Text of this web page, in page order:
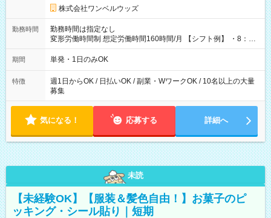
株式会社ワンベルウッズ
勤務時間
勤務時間は指定なし
変形労働時間制 想定労働時間160時間/月 【シフト例】 ・8：00
～21：00
期間 単発・1日のみOK
特徴
週1日からOK / 日払いOK / 副業・WワークOK / 10名以上の大量
募集
気になる！ 応募する 詳細へ
未読
【未経験OK】【服装＆髪色自由！】お菓子のピ
ッキング・シール貼り｜短期